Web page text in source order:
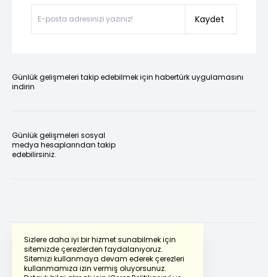
Sizlere daha iyi bir hizmet sunabilmek için
sitemizde çerezlerden faydalanıyoruz.
Sitemizi kullanmaya devam ederek çerezleri
kullanmamıza izin vermiş oluyorsunuz.
Kaydet
Günlük gelişmeleri takip edebilmek için habertürk uygulamasını
indirin
Günlük gelişmeleri sosyal
medya hesaplarından takip
edebilirsiniz.
Powered by Translate